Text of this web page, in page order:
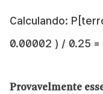
Calculando:
0.00002 ) / 0.25 =
Provavelmente